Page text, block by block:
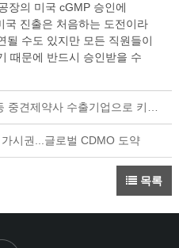
장의 미국 cGMP 승인에
국 진출은 처음하는 도전이라
될 수도 있지만 모든 직원들이
때문에 반드시 승인받을 수
중견제약사 수출기업으로 키운
시권...글로벌 CDMO 도약
목록